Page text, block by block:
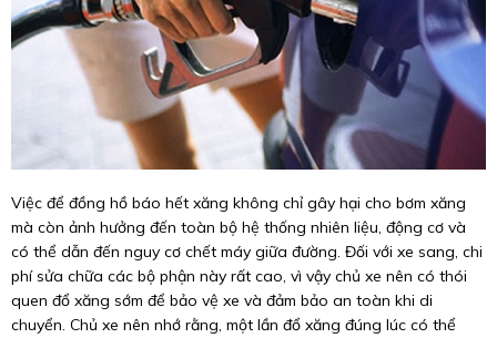
Việc để đồng hồ báo hết xăng không chỉ gây hại cho bơm xăng
mà còn ảnh hưởng đến toàn bộ hệ thống nhiên liệu, động cơ và
có thể dẫn đến nguy cơ chết máy giữa đường. Đối với xe sang, chi
phí sửa chữa các bộ phận này rất cao, vì vậy chủ xe nên có thói
quen đổ xăng sớm để bảo vệ xe và đảm bảo an toàn khi di
chuyển. Chủ xe nên nhớ rằng, một lần đổ xăng đúng lúc có thể